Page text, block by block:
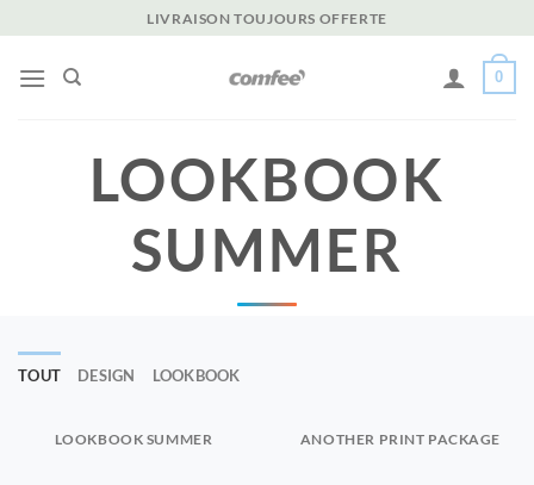
au
contenu
LIVRAISON TOUJOURS OFFERTE
0
LOOKBOOK
SUMMER
TOUT DESIGN LOOKBOOK
LOOKBOOK SUMMER ANOTHER PRINT PACKAGE